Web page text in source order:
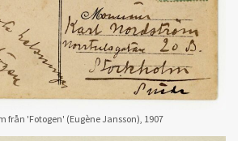
från 'Fotogen' (Eugène Jansson), 1907